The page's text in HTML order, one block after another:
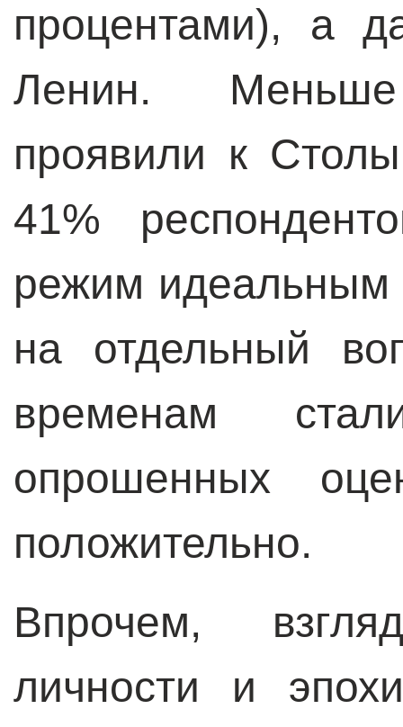
процентами), а
Ленин.
проявили к
41%
режим идеальным
на отдельный
временам
опрошенных
положительно.
Впрочем,
личности и